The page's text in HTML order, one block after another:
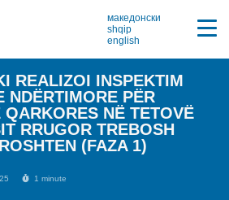
македонски
shqip
english
REALIZOI INSPEKTIM
NDËRTIMORE PËR
QARKORES NË TETOVË
RRUGOR TREBOSH
(FAZA 1)
1 minute